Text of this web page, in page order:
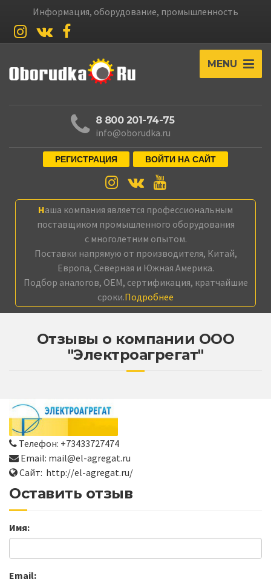
Информация, оборудование, промышленность
MENU
8 800 201-74-75
info@oborudka.ru
РЕГИСТРАЦИЯ ВОЙТИ НА САЙТ
Наша компания является профессиональным
поставщиком промышленного оборудования
с многолетним опытом.
Поставки напрямую от производителя, Китай,
Европа, Северная и Южная Америка.
Подбор аналогов, OEM, сертификация, кратчайшие
сроки.Подробнее
Отзывы о компании ООО
"Электроагрегат"
Телефон: +73433727474
Email: mail@el-agregat.ru
Сайт: http://el-agregat.ru/
Оставить отзыв
Имя:
Email: